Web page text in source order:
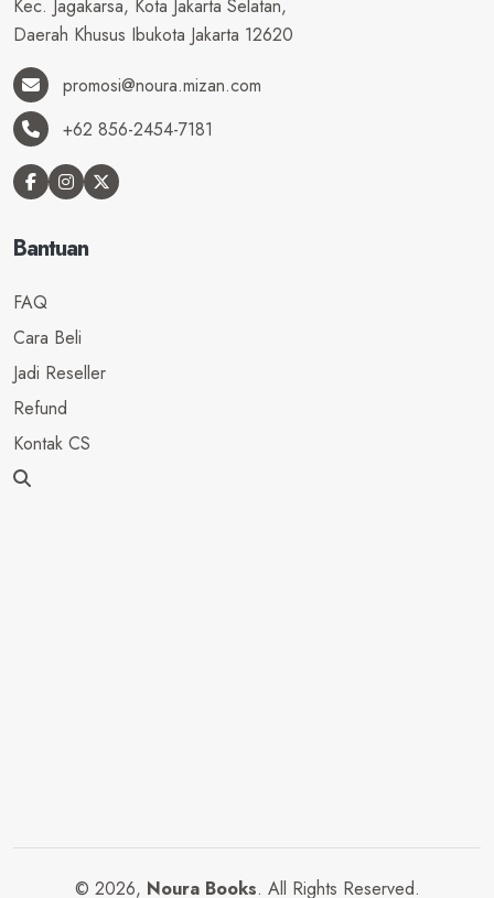
Kec. Jagakarsa, Kota Jakarta Selatan,
Daerah Khusus Ibukota Jakarta 12620
promosi@noura.mizan.com
+62 856-2454-7181
Bantuan
FAQ
Cara Beli
Jadi Reseller
Refund
Kontak CS
© 2026, Noura Books. All Rights Reserved.